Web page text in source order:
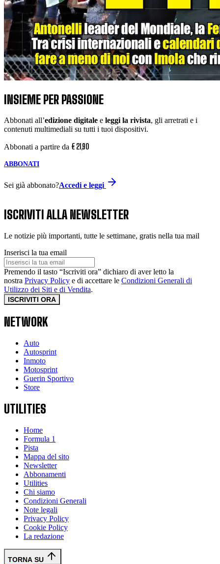
INSIEME PER PASSIONE
Abbonati all’edizione digitale e leggi la rivista, gli arretrati e i
contenuti multimediali su tutti i tuoi dispositivi.
Abbonati a partire da € 21,90
ABBONATI
Sei già abbonato?Accedi e leggi
ISCRIVITI ALLA NEWSLETTER
Le notizie più importanti, tutte le settimane, gratis nella tua mail
Inserisci la tua email
Premendo il tasto “Iscriviti ora” dichiaro di aver letto la
nostra Privacy Policy e di accettare le Condizioni Generali di
Utilizzo dei Siti e di Vendita.
ISCRIVITI ORA
NETWORK
Auto
Autosprint
Inmoto
Motosprint
Guerin Sportivo
Store
UTILITIES
Home
Formula 1
Pista
Mappa del sito
Newsletter
Abbonamenti
Utilities
Chi siamo
Condizioni Generali
Note legali
Privacy Policy
Cookie Policy
La redazione
TORNA SU